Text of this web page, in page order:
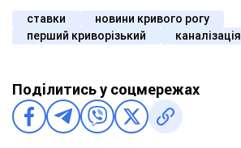
ставки
новини кривого рогу
перший криворізький
каналізація
Поділитись у соцмережах